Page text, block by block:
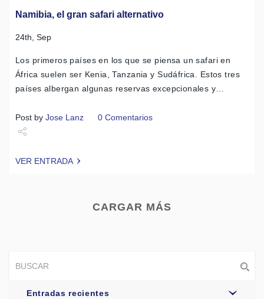
Namibia, el gran safari alternativo
24th, Sep
Los primeros países en los que se piensa un safari en
África suelen ser Kenia, Tanzania y Sudáfrica. Estos tres
países albergan algunas reservas excepcionales y…
Post by Jose Lanz 0 Comentarios
VER ENTRADA
CARGAR MÁS
Entradas recientes